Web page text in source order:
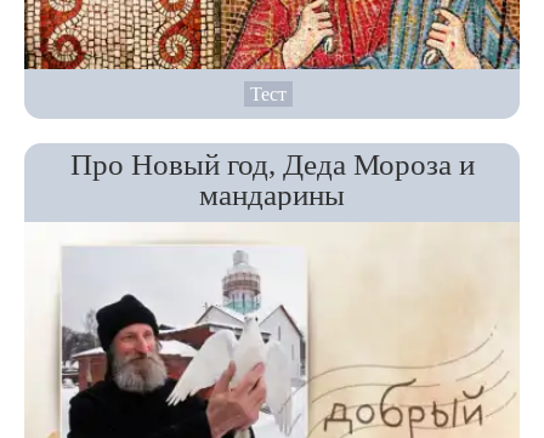
Тест
Про Новый год, Деда Мороза и
мандарины